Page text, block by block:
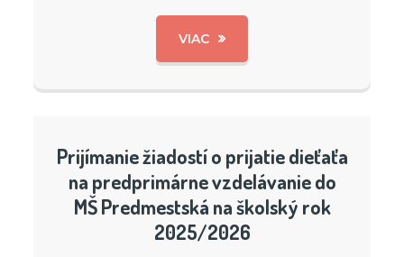
VIAC
Prijímanie žiadostí o prijatie dieťaťa
na predprimárne vzdelávanie do
MŠ Predmestská na školský rok
2025/2026